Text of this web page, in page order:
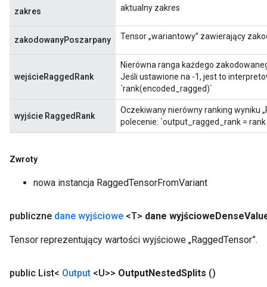
zakres aktualny zakres
zakodowanyPoszarpany Tensor „wariantowy” zawierający
wejścieRaggedRank
Nierówna ranga każdego
Jeśli ustawione na -1, jest to
`rank(encoded_ragged)`
wyjście RaggedRank
Oczekiwany nierówny ranking wyniku
polecenie: `output_ragged_rank =
Zwroty
nowa instancja RaggedTensorFromVariant
publiczne dane wyjściowe <T> dane wyjścioweDense
Tensor reprezentujący wartości wyjściowe „RaggedTensor”.
public List< Output <U>> OutputNestedSplits ()